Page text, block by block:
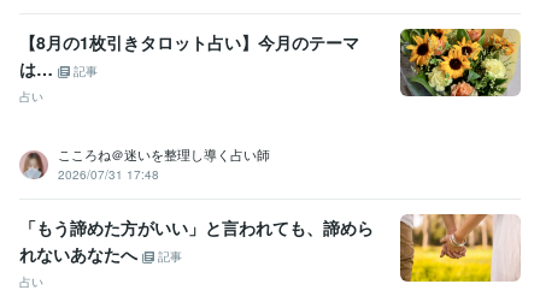
学歴
資格講座
【8月の1枚引きタロット占い】今月のテーマ
は…
記事
占い
こころね＠迷いを整理し導く占い師
2026/07/31 17:48
「もう諦めた方がいい」と言われても、諦めら
れないあなたへ
記事
占い